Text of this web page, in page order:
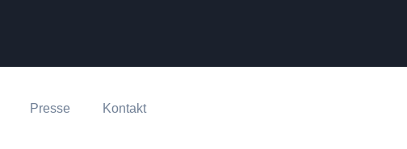
Presse Kontakt